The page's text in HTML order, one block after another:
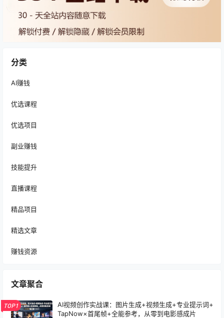
分类
AI赚钱
优选课程
优选项目
副业赚钱
技能提升
直播课程
精品项目
精选文章
赚钱资源
文章聚合
TOP1
AI视频创作实战课：图片生成+视频生成+专业提示词+
TapNow×首尾帧+全能参考，从零到电影感成片